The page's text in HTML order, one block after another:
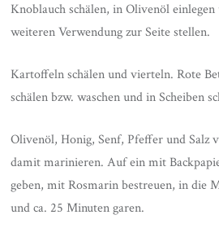
Knoblauch schälen, in Olivenöl
weiteren Verwendung zur Seite stellen.
Kartoffeln schälen und vierteln. Rote
schälen bzw. waschen und in Scheiben
Olivenöl, Honig, Senf, Pfeffer und Salz
damit marinieren. Auf ein mit
geben, mit Rosmarin bestreuen, in die
und ca. 25 Minuten garen.